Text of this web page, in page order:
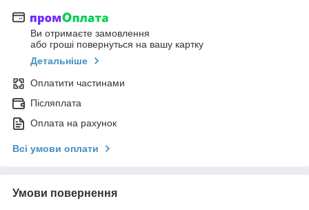
Ви отримаєте замовлення
або гроші повернуться на вашу картку
Детальніше
Оплатити частинами
Післяплата
Оплата на рахунок
Всі умови оплати
Умови повернення